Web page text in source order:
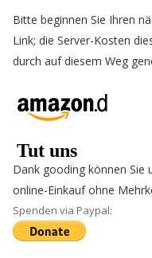
Bitte beginnen Sie Ihren
Link; die Server-Kosten
durch auf diesem Weg
Dank gooding können Sie
online-Einkauf ohne
Spenden via Paypal: